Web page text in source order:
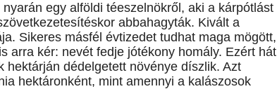
egy alföldi téeszelnökről, aki a kárpótlást
abbahagyták. Kivált a
Sikeres másfél évtizedet tudhat maga mögött,
arra kér: nevét fedje jótékony homály. Ezért hát
dédelgetett növénye díszlik. Azt
hektáronként, mint amennyi a kalászosok